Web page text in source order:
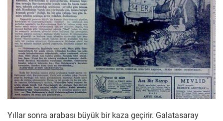
Yıllar sonra arabası büyük bir kaza geçirir. Galatasaray